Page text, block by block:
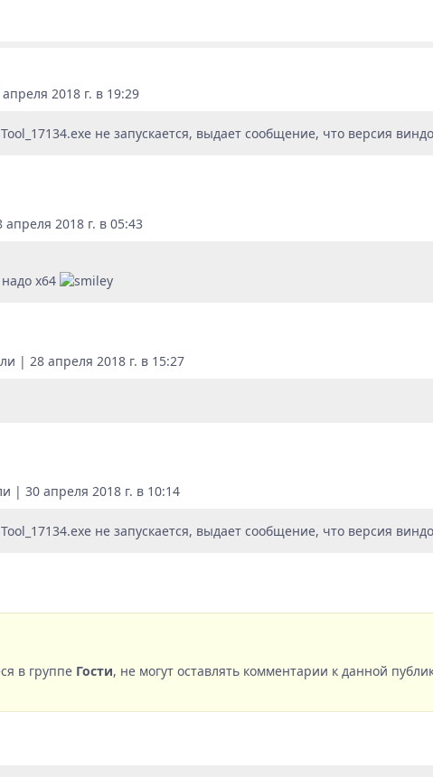
2018 г. в 19:29
не запускается, выдает сообщение, что версия
2018 г. в 05:43
x64
| 28 апреля 2018 г. в 15:27
| 30 апреля 2018 г. в 10:14
не запускается, выдает сообщение, что версия
в группе Гости, не могут оставлять комментарии к данной